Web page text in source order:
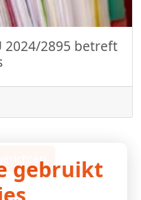
2024/2895 betreft
gebruikt